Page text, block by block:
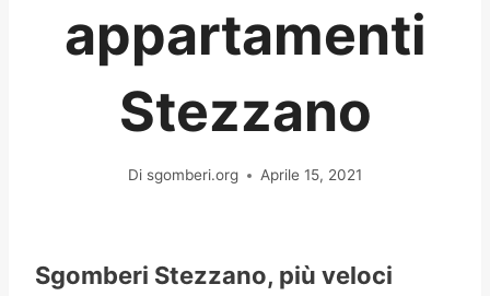
appartamenti
Stezzano
Di sgomberi.org Aprile 15, 2021
Sgomberi Stezzano, più veloci